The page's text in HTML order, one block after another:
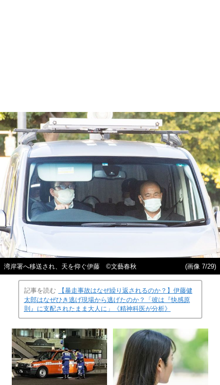
湾岸署へ移送され、天を仰ぐ伊藤 ©文藝春秋 (画像 7/29)
記事を読む
【暴走事故はなぜ繰り返されるのか？】伊藤健
太郎はなぜひき逃げ現場から逃げたのか？「彼は『快感原
則』に支配されたまま大人に」《精神科医が分析》